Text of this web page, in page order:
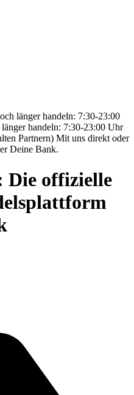
länger handeln: 7:30-23:00
länger handeln: 7:30-23:00 Uhr
Partnern) Mit uns direkt oder
Deine Bank.
Die offizielle